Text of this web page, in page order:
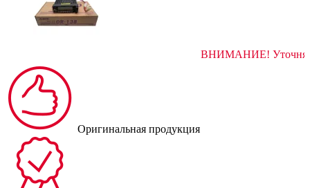
ВНИМАНИЕ!
Оригинальная продукция